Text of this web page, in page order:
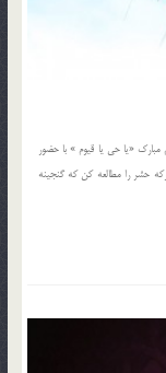
«يا حي يا قيوم » با حضور
حشر را مطالعه کن که گنجينه